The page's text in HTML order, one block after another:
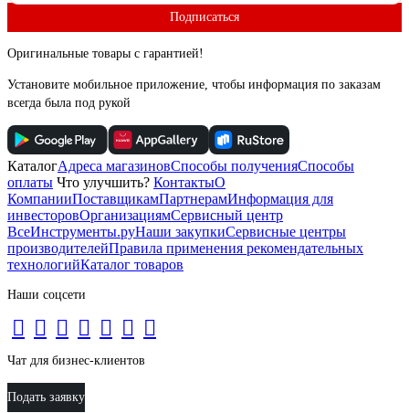
Подписаться
Оригинальные товары с гарантией!
Установите мобильное приложение, чтобы информация по заказам
всегда была под рукой
КаталогАдреса магазиновСпособы полученияСпособы
оплаты Что улучшить? КонтактыО
КомпанииПоставщикамПартнерамИнформация для
инвесторовОрганизациямСервисный центр
ВсеИнструменты.руНаши закупкиСервисные центры
производителейПравила применения рекомендательных
технологийКаталог товаров
Наши соцсети
Чат для бизнес-клиентов
Подать заявку